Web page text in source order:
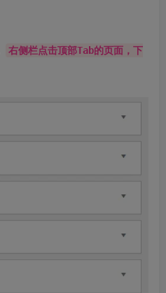
右侧栏点击顶部Tab的页面，下